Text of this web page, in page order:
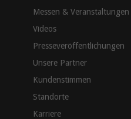
Messen & Veranstaltungen
Videos
Presseveröffentlichungen
Unsere Partner
Kundenstimmen
Standorte
Karriere